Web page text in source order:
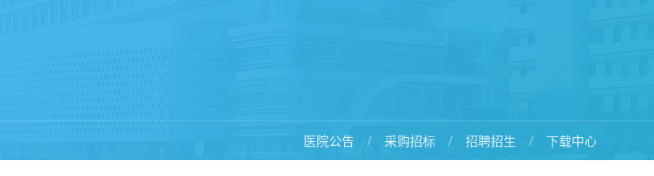
医院公告 采购招标 招聘招生 下载中心